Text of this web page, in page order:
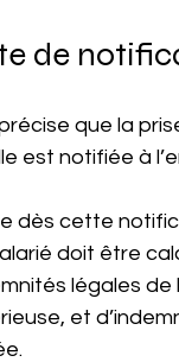
de
que la
est notifiée à
dès cette
doit être
légales
et